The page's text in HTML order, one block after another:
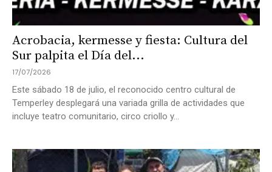
Acrobacia, kermesse y fiesta: Cultura del
Sur palpita el Día del...
17/07/2026
Este sábado 18 de julio, el reconocido centro cultural de
Temperley desplegará una variada grilla de actividades que
incluye teatro comunitario, circo criollo y...